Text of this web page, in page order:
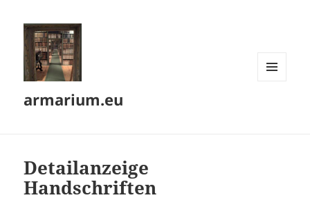
armarium.eu
Detailanzeige
Handschriften